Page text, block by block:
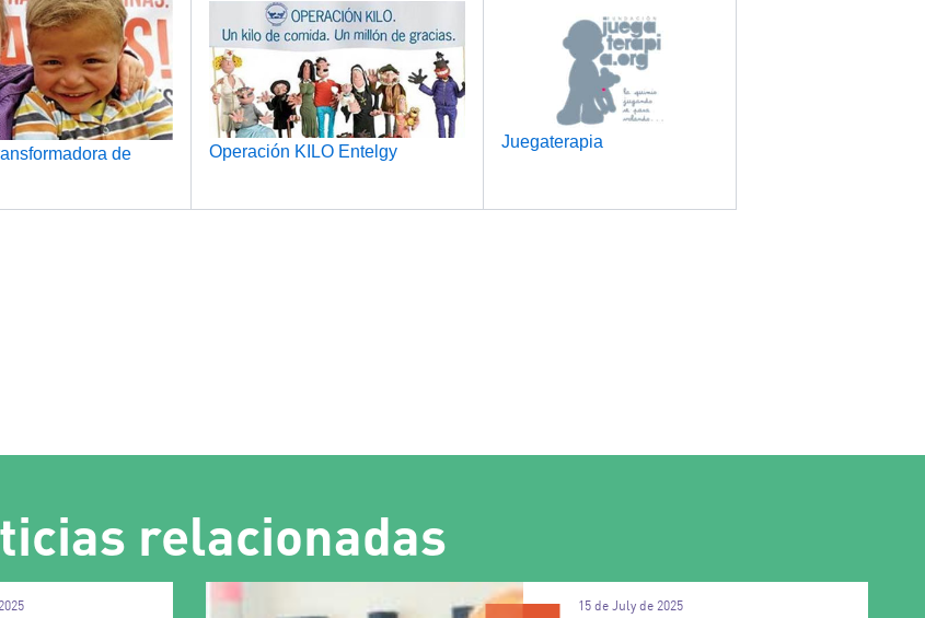
de
Operación KILO Entelgy
Juegaterapia
relacionadas
15 de July de 2025